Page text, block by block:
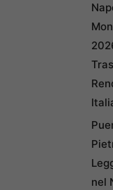
nel